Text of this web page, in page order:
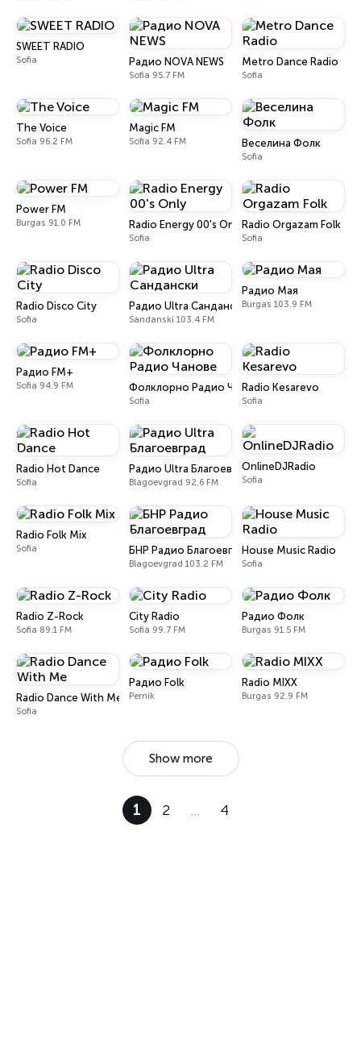
SWEET RADIO
Sofia Радио NOVA NEWS
Sofia 95.7 FM
Metro Dance Radio
Sofia
The Voice
Sofia 96.2 FM
Magic FM
Sofia 92.4 FM Веселина Фолк
Sofia
Power FM
Burgas 91.0 FM Radio Energy 00's Only
Sofia
Radio Orgazam Folk
Sofia
Radio Disco City
Sofia
Радио Ultra Сандански
Sandanski 103.4 FM
Радио Мая
Burgas 103.9 FM
Радио FM+
Sofia 94.9 FM Фолклорно Радио Чанове
Sofia
Radio Kesarevo
Sofia
Radio Hot Dance
Sofia
Радио Ultra Благоевград
Blagoevgrad 92.6 FM
OnlineDJRadio
Sofia
Radio Folk Mix
Sofia БНР Радио Благоевград
Blagoevgrad 103.2 FM
House Music Radio
Sofia
Radio Z-Rock
Sofia 89.1 FM
City Radio
Sofia 99.7 FM
Радио Фолк
Burgas 91.5 FM
Radio Dance With Me
Sofia
Радио Folk
Pernik
Radio MIXX
Burgas 92.9 FM
Show more
1 2 … 4